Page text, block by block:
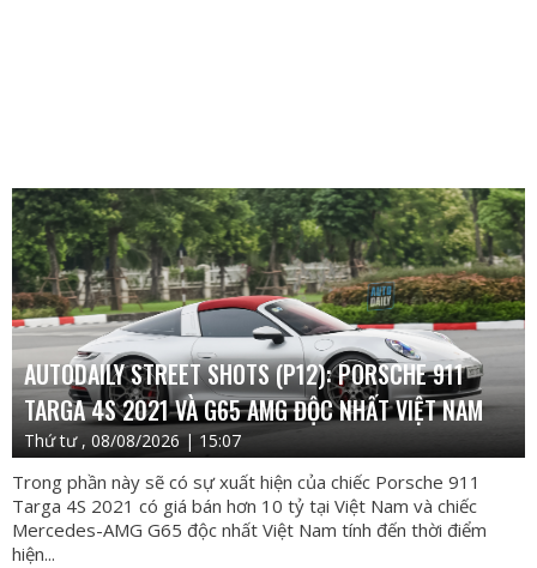
AUTODAILY STREET SHOTS (P12): PORSCHE 911
TARGA 4S 2021 VÀ G65 AMG ĐỘC NHẤT VIỆT NAM
Thứ tư , 08/08/2026 | 15:07
Trong phần này sẽ có sự xuất hiện của chiếc Porsche 911
Targa 4S 2021 có giá bán hơn 10 tỷ tại Việt Nam và chiếc
Mercedes-AMG G65 độc nhất Việt Nam tính đến thời điểm
hiện...